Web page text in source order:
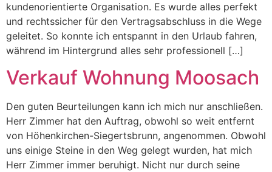
kundenorientierte Organisation. Es wurde alles perfekt
und rechtssicher für den Vertragsabschluss in die Wege
geleitet. So konnte ich entspannt in den Urlaub fahren,
während im Hintergrund alles sehr professionell […]
Verkauf Wohnung Moosach
Den guten Beurteilungen kann ich mich nur anschließen.
Herr Zimmer hat den Auftrag, obwohl so weit entfernt
von Höhenkirchen-Siegertsbrunn, angenommen. Obwohl
uns einige Steine in den Weg gelegt wurden, hat mich
Herr Zimmer immer beruhigt. Nicht nur durch seine